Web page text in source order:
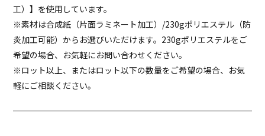
工）】を使用しています。
※素材は合成紙（片面ラミネート加工）/230gポリエステル（防
炎加工可能）からお選びいただけます。230gポリエステルをご
希望の場合、お気軽にお問い合わせください。
※ロット以上、またはロット以下の数量をご希望の場合、お気
軽にご相談ください。